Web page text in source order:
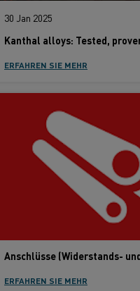
30 Jan 2025
ERFAHREN SIE MEHR
ERFAHREN SIE MEHR